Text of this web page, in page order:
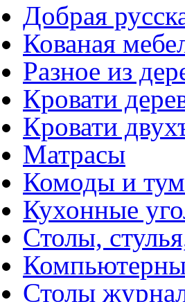
Добрая
Кованая
Разное из
Кровати
Кровати
Матрасы
Комоды и
Кухонные
Столы,
Столы